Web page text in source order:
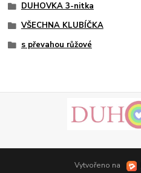
DUHOVKA 3-nitka
VŠECHNA KLUBÍČKA
s převahou růžové
Vytvořeno na